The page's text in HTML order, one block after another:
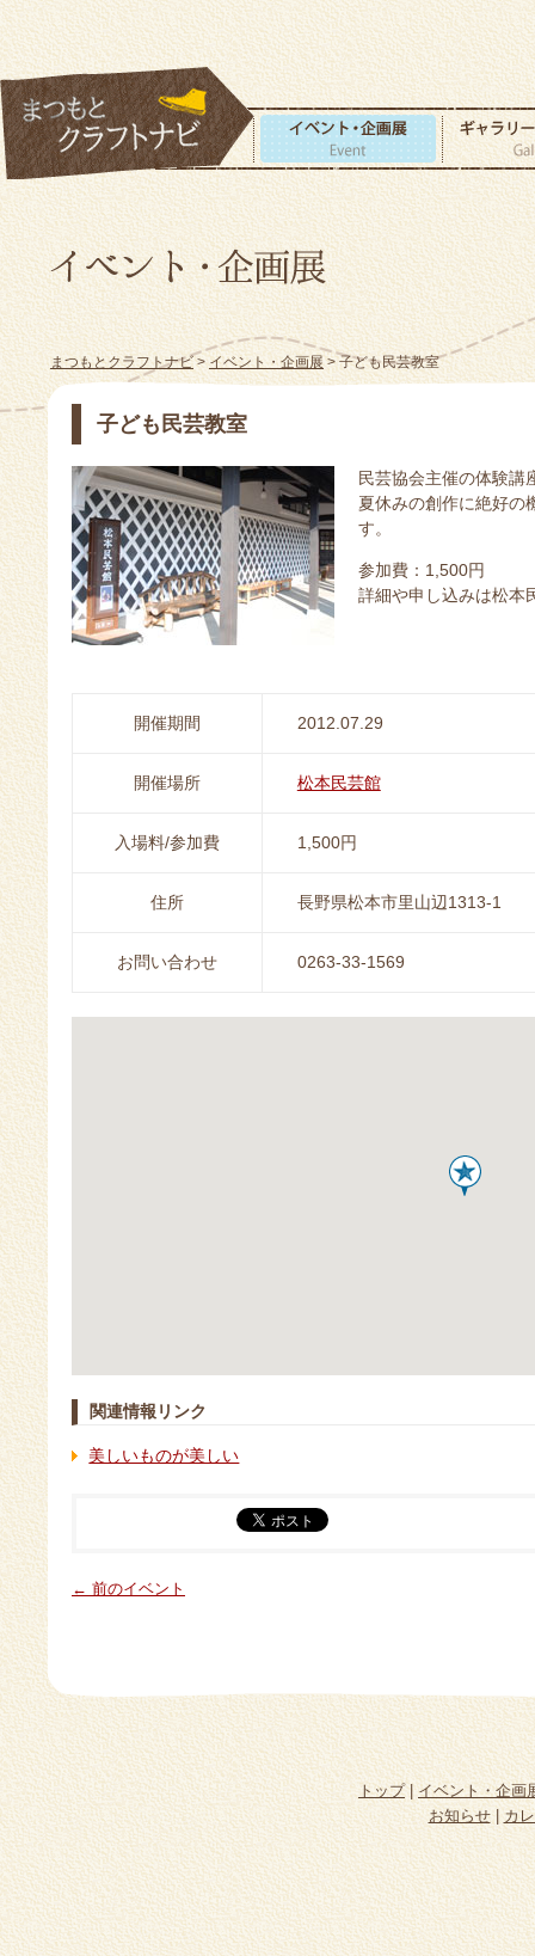
まつもとクラフトナビ>イベント・企画展> 子ども民芸教室
子ども民芸教室
民芸協会主催の体験講
夏休みの創作に絶好の
す。
参加費：1,500円
詳細や申し込みは松本
開催期間 2012.07.29
開催場所 松本民芸館
入場料/参加費 1,500円
住所 長野県松本市里山辺1313-1
お問い合わせ 0263-33-1569
関連情報リンク
美しいものが美しい
← 前のイベント
トップ|イベント・企画
お知らせ|カ